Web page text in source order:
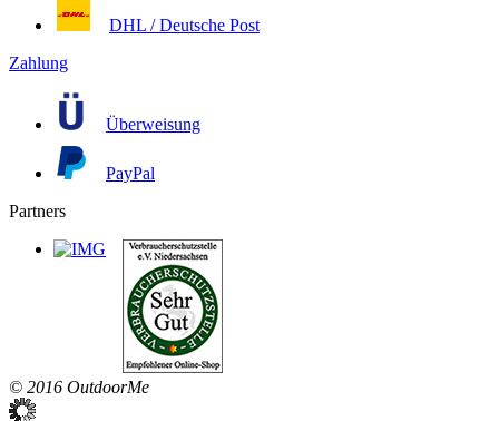
DHL / Deutsche Post
Zahlung
Überweisung
PayPal
Partners
© 2016 OutdoorMe